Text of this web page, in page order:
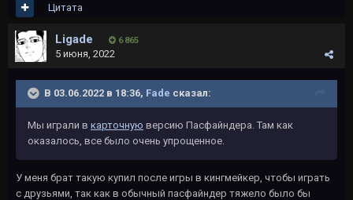
Цитата
Ligade 6 865
5 июня, 2022
В 03.06.2022 в 18:36, Fade сказал:
Мы играли в карточную версию Пасфайндера. Там как
оказалось, все было очень упрощенное.
У меня брат такую купил после игры в кингмейкер, чтобы играть
с друзьями, так как в обычный пасфайндер тяжело было бы